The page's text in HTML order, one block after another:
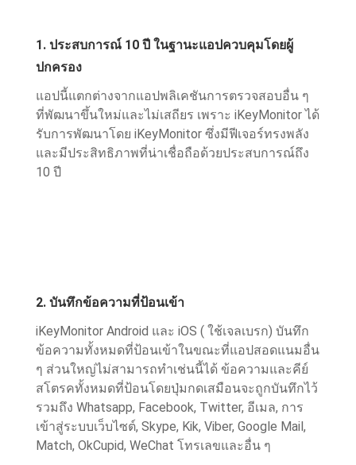
1. ประสบการณ์ 10 ปี ในฐานะแอปควบคุมโดยผู้
ปกครอง
แอปนี้แตกต่างจากแอปพลิเคชันการตรวจสอบอื่น ๆ
ที่พัฒนาขึ้นใหม่และไม่เสถียร เพราะ iKeyMonitor ได้
รับการพัฒนาโดย iKeyMonitor ซึ่งมีฟีเจอร์ทรงพลัง
และมีประสิทธิภาพที่น่าเชื่อถือด้วยประสบการณ์ถึง
10 ปี
2. บันทึกข้อความที่ป้อนเข้า
iKeyMonitor Android และ iOS ( ใช้เจลเบรก) บันทึก
ข้อความทั้งหมดที่ป้อนเข้าในขณะที่แอปสอดแนมอื่น
ๆ ส่วนใหญ่ไม่สามารถทำเช่นนี้ได้ ข้อความและคีย์
สโตรคทั้งหมดที่ป้อนโดยปุ่มกดเสมือนจะถูกบันทึกไว้
รวมถึง Whatsapp, Facebook, Twitter, อีเมล, การ
เข้าสู่ระบบเว็บไซต์, Skype, Kik, Viber, Google Mail,
Match, OkCupid, WeChat โทรเลขและอื่น ๆ